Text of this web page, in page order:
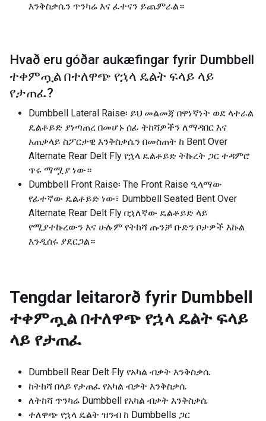
እንቅስቃሴን ጥንካሬ እና ፈተናን ይጨምራል።
Hvað eru góðar aukæfingar fyrir Dumbbell
ተቀምጧል በተለዋጭ የኋላ ዴልት ፍላይ ላይ
የታጠፈ?
Dumbbell Lateral Raise፡ ይህ መልመጃ በዋነኛነት ወደ ላተራል
ዴልቶይድ ያነጣጠረ በመሆኑ ሰፊ ትከሻዎችን ለማዳበር እና
አጠቃላይ ስፖርታዊ እንቅስቃሴን በመስጠት ከ Bent Over
Alternate Rear Delt Fly የኋላ ዴልቶይድ ትኩረት ጋር ተዳምሮ
ጥሩ ማሟያ ነው።
Dumbbell Front Raise፡ The Front Raise ዒላማው
የፊተኛው ዴልቶይድ ነው፣ Dumbbell Seated Bent Over
Alternate Rear Delt Fly በኋለኛው ዴልቶይድ ላይ
የሚያተኩረውን እና ሁሉም የትከሻ ጡንቻ ቡድን ቦታዎች እኩል
እንዲሰሩ ያደርጋል።
Tengdar leitarorð fyrir Dumbbell
ተቀምጧል በተለዋጭ የኋላ ዴልት ፍላይ
ላይ የታጠፈ
Dumbbell Rear Delt Fly የአካል ብቃት እንቅስቃሴ
ከትከሻ በላይ የታጠፈ የአካል ብቃት እንቅስቃሴ
ለትከሻ ጥንካሬ Dumbbell የአካል ብቃት እንቅስቃሴ
ተለዋጭ የኋላ ዴልት ዝንብ ከ Dumbbells ጋር